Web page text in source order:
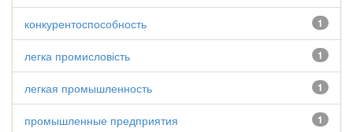
1
конкурентоспособность
1
легка промисловість
1
легкая промышленность
1
промышленные предприятия